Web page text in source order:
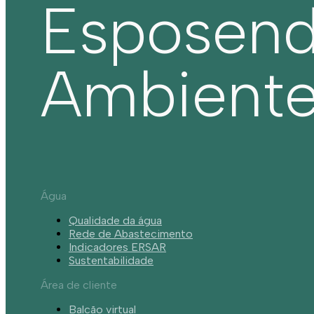
Água
Qualidade da água
Rede de Abastecimento
Indicadores ERSAR
Sustentabilidade
Área de cliente
Balcão virtual